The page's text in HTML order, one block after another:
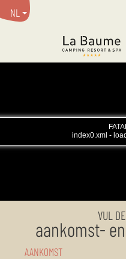
NL
VUL
aankomst-
AANKOMST